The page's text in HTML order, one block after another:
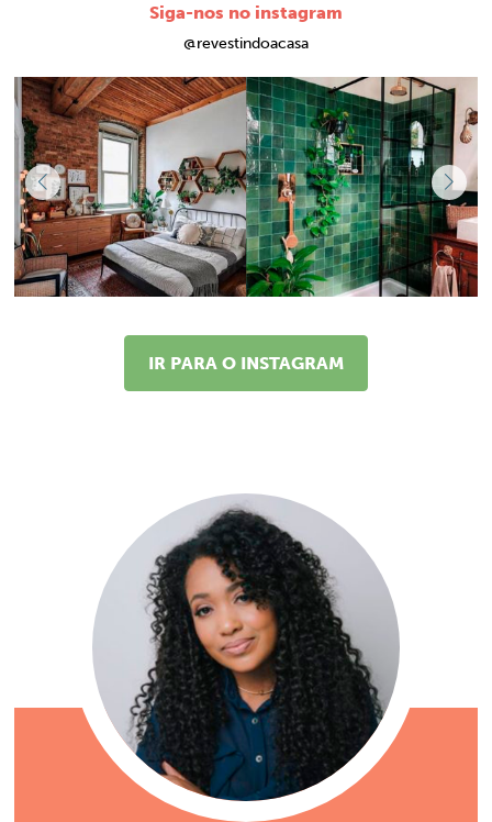
Siga-nos no instagram
@revestindoacasa
IR PARA O INSTAGRAM